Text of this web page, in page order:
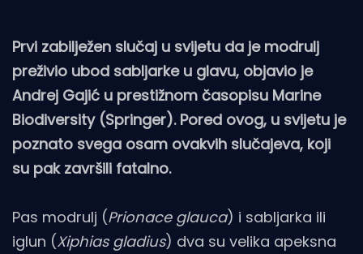
Prvi zabilježen slučaj u svijetu da je modrulj
preživio ubod sabljarke u glavu, objavio je
Andrej Gajić u prestižnom časopisu Marine
Biodiversity (Springer). Pored ovog, u svijetu je
poznato svega osam ovakvih slučajeva, koji
su pak završili fatalno.
Pas modrulj (Prionace glauca) i sabljarka ili
iglun (Xiphias gladius) dva su velika apeksna